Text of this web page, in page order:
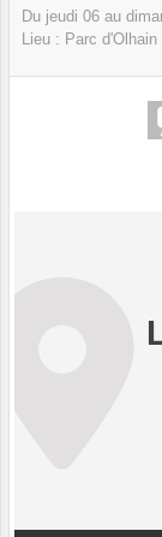
Du jeudi 06 au
Lieu : Parc d'Olhain